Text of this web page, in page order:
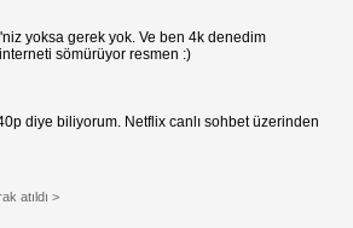
yoksa gerek yok. Ve ben 4k denedim
sömürüyor resmen :)
diye biliyorum. Netflix canlı sohbet üzerinden
atıldı >